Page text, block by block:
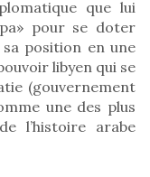
que lui
pour se doter
sa position en une
libyen qui se
(gouvernement
une des plus
l’histoire arabe